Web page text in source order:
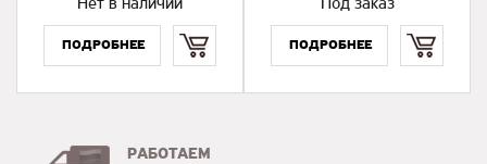
Нет в наличии Под заказ
РАБОТАЕМ